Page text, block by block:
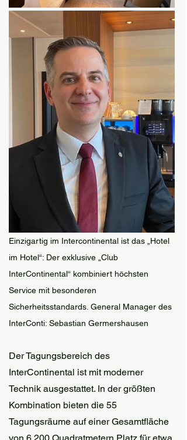
Einzigartig im Intercontinental ist das „Hotel
im Hotel“: Der exklusive „Club
InterContinental“ kombiniert höchsten
Service mit besonderen
Sicherheitsstandards. General Manager des
InterConti: Sebastian Germershausen
Der Tagungsbereich des
InterContinental ist mit moderner
Technik ausgestattet. In der größten
Kombination bieten die 55
Tagungsräume auf einer Gesamtfläche